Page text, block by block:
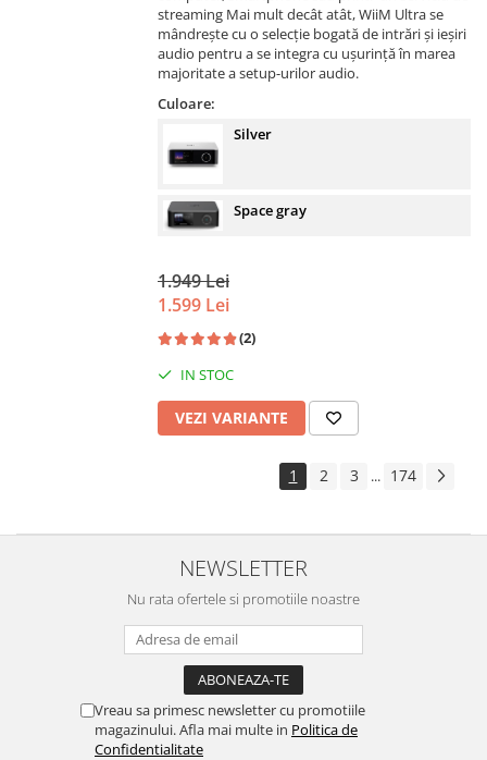
streaming Mai mult decât atât, WiiM Ultra se
mândrește cu o selecție bogată de intrări și ieșiri
audio pentru a se integra cu ușurință în marea
majoritate a setup-urilor audio.
Culoare:
Silver
Space gray
1.949 Lei
1.599 Lei
(2)
IN STOC
VEZI VARIANTE
1 2 3 ... 174
NEWSLETTER
Nu rata ofertele si promotiile noastre
Vreau sa primesc newsletter cu promotiile
magazinului. Afla mai multe in Politica de
Confidentialitate